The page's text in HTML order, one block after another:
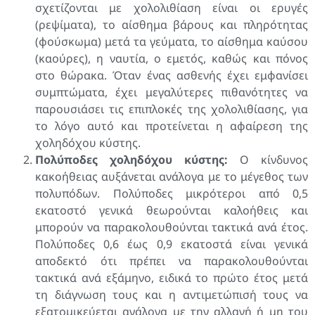
σχετίζονται με χολολιθίαση είναι οι ερυγές
(ρεψίματα), το αίσθημα βάρους και πληρότητας
(φούσκωμα) μετά τα γεύματα, το αίσθημα καύσου
(καούρες), η ναυτία, ο εμετός, καθώς και πόνος
στο θώρακα. Όταν ένας ασθενής έχει εμφανίσει
συμπτώματα, έχει μεγαλύτερες πιθανότητες να
παρουσιάσει τις επιπλοκές της χολολιθίασης, για
το λόγο αυτό και προτείνεται η αφαίρεση της
χοληδόχου κύστης.
Πολύποδες χοληδόχου κύστης: Ο κίνδυνος
κακοήθειας αυξάνεται ανάλογα με το μέγεθος των
πολυπόδων. Πολύποδες μικρότεροι από 0,5
εκατοστό γενικά θεωρούνται καλοήθεις και
μπορούν να παρακολουθούνται τακτικά ανά έτος.
Πολύποδες 0,6 έως 0,9 εκατοστά είναι γενικά
αποδεκτό ότι πρέπει να παρακολουθούνται
τακτικά ανά εξάμηνο, ειδικά το πρώτο έτος μετά
τη διάγνωση τους και η αντιμετώπισή τους να
εξατομικεύεται ανάλογα με την αλλαγή ή μη του